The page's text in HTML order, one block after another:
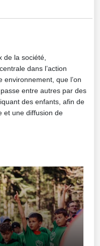
de la société,
dans l’action
environnement, que l’on
entre autres par des
des enfants, afin de
et une diffusion de